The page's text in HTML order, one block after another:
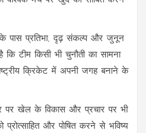
पास प्रतिभा, दृढ़ संकल्प और जुनून
टीम किसी भी चुनौती का सामना
क्रिकेट में अपनी जगह बनाने के
पर खेल के विकास और प्रचार पर भी
प्रोत्साहित और पोषित करने से भविष्य